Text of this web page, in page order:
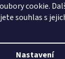
cookie.
souhlas s
Nastavení